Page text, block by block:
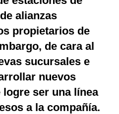
alianzas
propietarios de
de cara al
sucursales e
nuevos
ser una línea
a la compañía.